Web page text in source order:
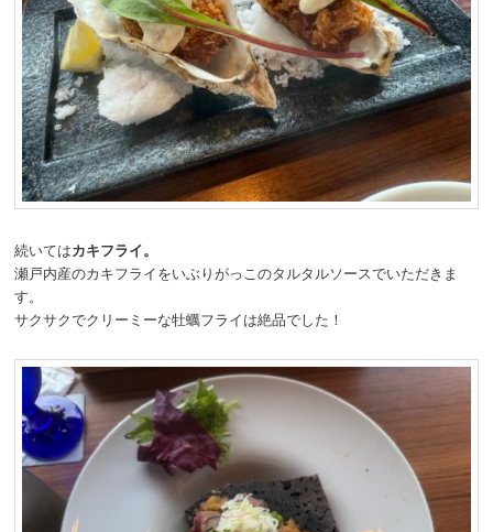
続いてはカキフライ。
瀬戸内産のカキフライをいぶりがっこのタルタルソースでいただきま
す。
サクサクでクリーミーな牡蠣フライは絶品でした！